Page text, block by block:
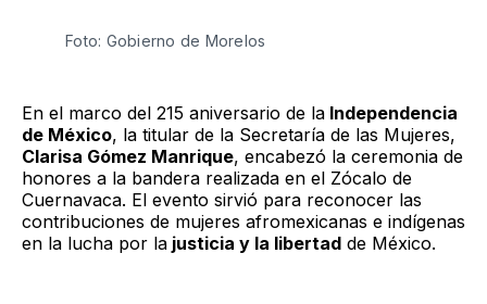
Foto: Gobierno de Morelos
En el marco del 215 aniversario de la Independencia
de México, la titular de la Secretaría de las Mujeres,
Clarisa Gómez Manrique, encabezó la ceremonia de
honores a la bandera realizada en el Zócalo de
Cuernavaca. El evento sirvió para reconocer las
contribuciones de mujeres afromexicanas e indígenas
en la lucha por la justicia y la libertad de México.